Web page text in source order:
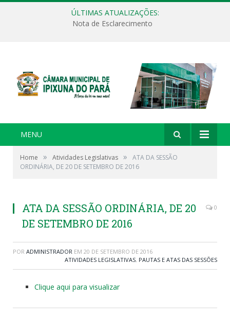
ÚLTIMAS ATUALIZAÇÕES:
Nota de Esclarecimento
MENU
Home » Atividades Legislativas »
ATA DA SESSÃO
ORDINÁRIA, DE 20 DE SETEMBRO DE 2016
ATA DA SESSÃO ORDINÁRIA, DE 20
DE SETEMBRO DE 2016
0
POR ADMINISTRADOR EM 20 DE SETEMBRO DE 2016
ATIVIDADES LEGISLATIVAS, PAUTAS E ATAS DAS SESSÕES
Clique aqui para visualizar